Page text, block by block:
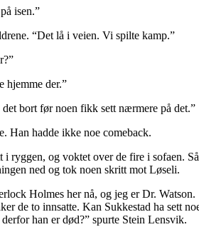
isen.”
“Det lå i veien. Vi spilte kamp.”
hjemme der.”
bort før noen fikk sett nærmere på det.”
Han hadde ikke noe comeback.
i ryggen, og voktet over de fire i sofaen. Så
ned og tok noen skritt mot Løseli.
Holmes her nå, og jeg er Dr. Watson.
de to innsatte. Kan Sukkestad ha sett
han er død?” spurte Stein Lensvik.